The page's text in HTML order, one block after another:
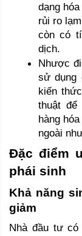
dạng
rủi ro
còn có
dịch.
Nhược
sử dụng
kiến
thuật để
hàng
ngoài
Đặc điểm
phái sinh
Khả năng
giảm
Nhà đầu tư